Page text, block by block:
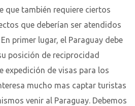
que también requiere ciertos
que deberían ser atendidos
primer lugar, el Paraguay debe
posición de reciprocidad
expedición de visas para los
mucho mas captar turistas
venir al Paraguay. Debemos